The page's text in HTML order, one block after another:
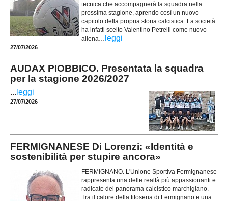
tecnica che accompagnerà la squadra nella
prossima stagione, aprendo così un nuovo
capitolo della propria storia calcistica. La società
ha infatti scelto Valentino Petrelli come nuovo
allena... leggi
27/07/2026
AUDAX PIOBBICO. Presentata la squadra
per la stagione 2026/2027
... leggi
27/07/2026
FERMIGNANESE Di Lorenzi: «Identità e
sostenibilità per stupire ancora»
FERMIGNANO. L'Unione Sportiva Fermignanese
rappresenta una delle realtà più appassionanti e
radicate del panorama calcistico marchigiano.
Tra il calore della tifoseria di Fermignano e una